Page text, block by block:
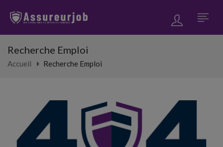
Recherche Emploi
Accueil Recherche Emploi